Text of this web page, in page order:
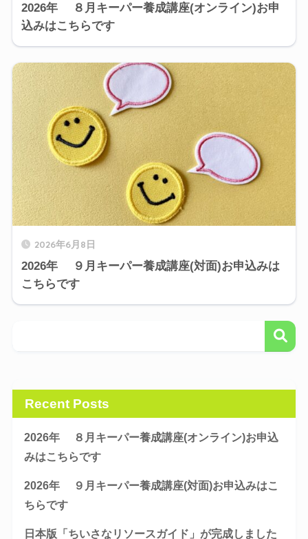
2026年 ８月キーパー養成講座(オンライン)お申
込みはこちらです
2026年6月8日
2026年 ９月キーパー養成講座(対面)お申込みは
こちらです
Recent Posts
2026年 ８月キーパー養成講座(オンライン)お申込
みはこちらです
2026年 ９月キーパー養成講座(対面)お申込みはこ
ちらです
日本版「ちいさなリソースガイド」が完成しました